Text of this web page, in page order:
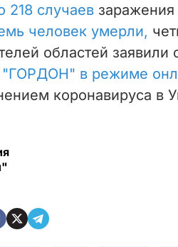
218 случаев
человек умерли,
областей заявили
"ГОРДОН" в режиме
коронавируса в